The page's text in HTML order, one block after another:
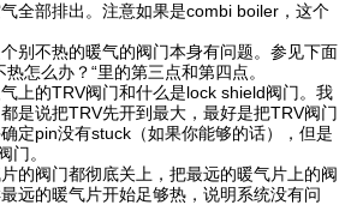
全部排出。注意如果是combi boiler，这个
别不热的暖气的阀门本身有问题。参见下面
怎么办？“里的第三点和第四点。
上的TRV阀门和什么是lock shield阀门。我
是说把TRV先开到最大，最好是把TRV阀门
定pin没有stuck（如果你能够的话），但是
门。
的阀门都彻底关上，把最远的暖气片上的阀
远的暖气片开始足够热，说明系统没有问